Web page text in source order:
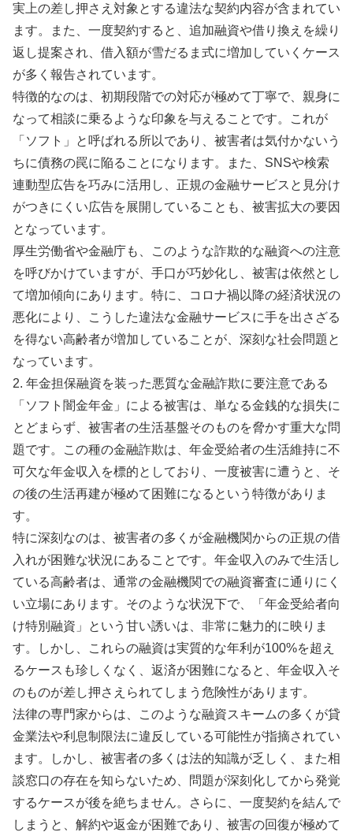
実上の差し押さえ対象とする違法な契約内容が含まれてい
ます。また、一度契約すると、追加融資や借り換えを繰り
返し提案され、借入額が雪だるま式に増加していくケース
が多く報告されています。
特徴的なのは、初期段階での対応が極めて丁寧で、親身に
なって相談に乗るような印象を与えることです。これが
「ソフト」と呼ばれる所以であり、被害者は気付かないう
ちに債務の罠に陥ることになります。また、SNSや検索
連動型広告を巧みに活用し、正規の金融サービスと見分け
がつきにくい広告を展開していることも、被害拡大の要因
となっています。
厚生労働省や金融庁も、このような詐欺的な融資への注意
を呼びかけていますが、手口が巧妙化し、被害は依然とし
て増加傾向にあります。特に、コロナ禍以降の経済状況の
悪化により、こうした違法な金融サービスに手を出さざる
を得ない高齢者が増加していることが、深刻な社会問題と
なっています。
2. 年金担保融資を装った悪質な金融詐欺に要注意である
「ソフト闇金年金」による被害は、単なる金銭的な損失に
とどまらず、被害者の生活基盤そのものを脅かす重大な問
題です。この種の金融詐欺は、年金受給者の生活維持に不
可欠な年金収入を標的としており、一度被害に遭うと、そ
の後の生活再建が極めて困難になるという特徴がありま
す。
特に深刻なのは、被害者の多くが金融機関からの正規の借
入れが困難な状況にあることです。年金収入のみで生活し
ている高齢者は、通常の金融機関での融資審査に通りにく
い立場にあります。そのような状況下で、「年金受給者向
け特別融資」という甘い誘いは、非常に魅力的に映りま
す。しかし、これらの融資は実質的な年利が100%を超え
るケースも珍しくなく、返済が困難になると、年金収入そ
のものが差し押さえられてしまう危険性があります。
法律の専門家からは、このような融資スキームの多くが貸
金業法や利息制限法に違反している可能性が指摘されてい
ます。しかし、被害者の多くは法的知識が乏しく、また相
談窓口の存在を知らないため、問題が深刻化してから発覚
するケースが後を絶ちません。さらに、一度契約を結んで
しまうと、解約や返金が困難であり、被害の回復が極めて